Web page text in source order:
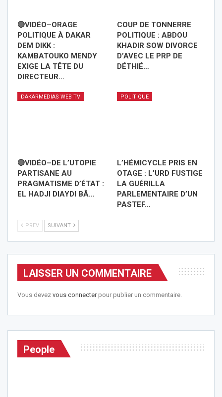
🔴VIDÉO–ORAGE
POLITIQUE À DAKAR
DEM DIKK :
KAMBATOUKO MENDY
EXIGE LA TÊTE DU
DIRECTEUR…
COUP DE TONNERRE
POLITIQUE : ABDOU
KHADIR SOW DIVORCE
D’AVEC LE PRP DE
DÉTHIÉ…
DAKARMEDIAS WEB TV
🔴VIDÉO–DE L’UTOPIE
PARTISANE AU
PRAGMATISME D’ÉTAT :
EL HADJI DIAYDI BÂ…
POLITIQUE
L’HÉMICYCLE PRIS EN
OTAGE : L’URD FUSTIGE
LA GUÉRILLA
PARLEMENTAIRE D’UN
PASTEF…
PREV SUIVANT
LAISSER UN COMMENTAIRE
Vous devez vous connecterpour publier un commentaire.
People